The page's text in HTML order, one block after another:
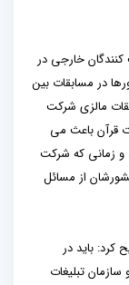
خارجی در
در مسابقات بین
مالزی شرکت
قرآن باعث می
و زمانی که شرکت
از مسائل
باید در
تبلیغات